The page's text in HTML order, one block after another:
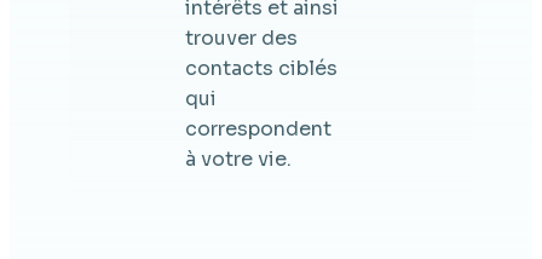
intérêts et ainsi
trouver des
contacts ciblés
qui
correspondent
à votre vie.